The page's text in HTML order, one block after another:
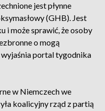
jest płynne
(GHB). Jest
i może sprawić, że osoby
o mogą
portal tygodnika
w Niemczech we
koalicyjny rząd z partią